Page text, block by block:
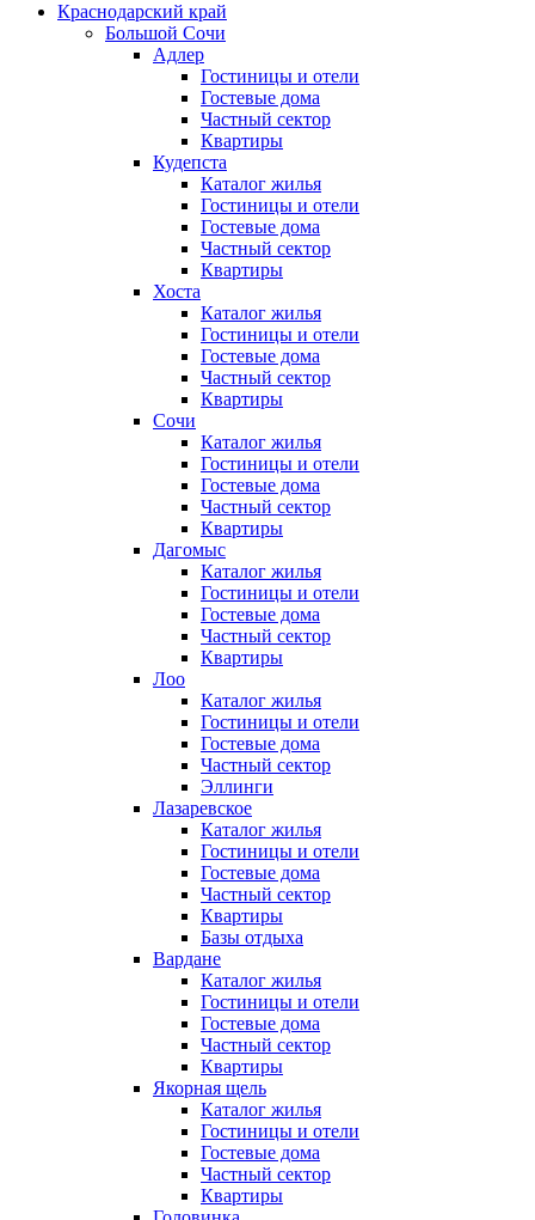
Краснодарский край
Большой Сочи
Адлер
Гостиницы и отели
Гостевые дома
Частный сектор
Квартиры
Кудепста
Каталог жилья
Гостиницы и отели
Гостевые дома
Частный сектор
Квартиры
Хоста
Каталог жилья
Гостиницы и отели
Гостевые дома
Частный сектор
Квартиры
Сочи
Каталог жилья
Гостиницы и отели
Гостевые дома
Частный сектор
Квартиры
Дагомыс
Каталог жилья
Гостиницы и отели
Гостевые дома
Частный сектор
Квартиры
Лоо
Каталог жилья
Гостиницы и отели
Гостевые дома
Частный сектор
Эллинги
Лазаревское
Каталог жилья
Гостиницы и отели
Гостевые дома
Частный сектор
Квартиры
Базы отдыха
Вардане
Каталог жилья
Гостиницы и отели
Гостевые дома
Частный сектор
Квартиры
Якорная щель
Каталог жилья
Гостиницы и отели
Гостевые дома
Частный сектор
Квартиры